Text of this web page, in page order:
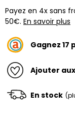
Payez en 4x sans
50€. En savoir plus
Gagnez 17
Ajouter
En stock